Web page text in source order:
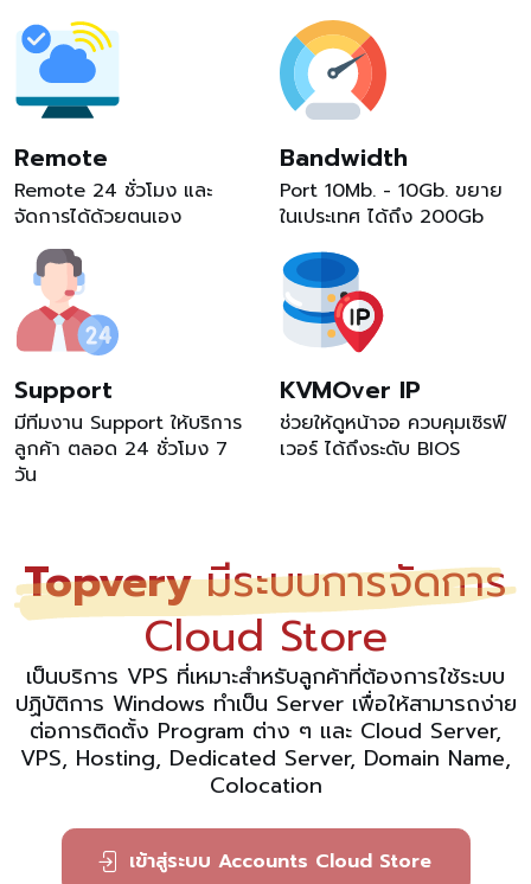
Remote
Remote 24 ชั่วโมง และ
จัดการได้ด้วยตนเอง
Bandwidth
Port 10Mb. - 10Gb. ขยาย
ในเประเทศ ได้ถึง 200Gb
Support
มีทีมงาน Support ให้บริการ
ลูกค้า ตลอด 24 ชั่วโมง 7
วัน
KVMOver IP
ช่วยให้ดูหน้าจอ ควบคุมเซิรฟ์
เวอร์ ได้ถึงระดับ BIOS
Topveryมีระบบการจัดการ
Cloud Store
เป็นบริการ VPS ที่เหมาะสำหรับลูกค้าที่ต้องการใช้ระบบ
ปฏิบัติการ Windows ทำเป็น Server เพื่อให้สามารถง่าย
ต่อการติดตั้ง Program ต่าง ๆ และ Cloud Server,
VPS, Hosting, Dedicated Server, Domain Name,
Colocation
เข้าสู่ระบบ Accounts Cloud Store